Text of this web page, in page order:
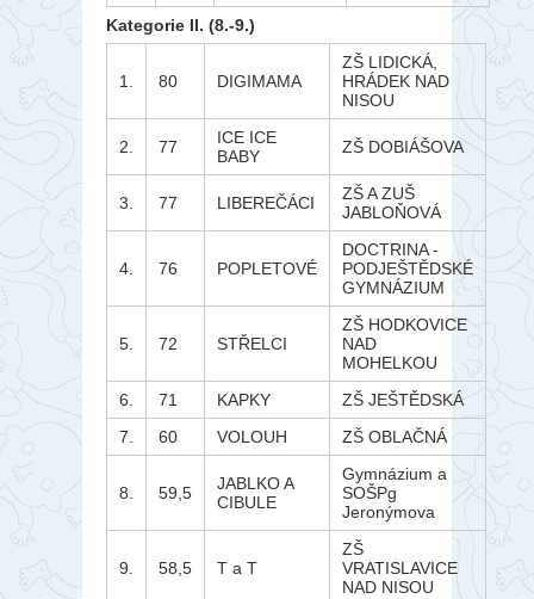
Kategorie II. (8.-9.)
1. 80 DIGIMAMA
ZŠ LIDICKÁ,
HRÁDEK NAD
NISOU
2. 77
ICE ICE
BABY
ZŠ DOBIÁŠOVA
3. 77 LIBEREČÁCI
ZŠ A ZUŠ
JABLOŇOVÁ
4. 76 POPLETOVÉ
DOCTRINA -
PODJEŠTĚDSKÉ
GYMNÁZIUM
5. 72 STŘELCI
ZŠ HODKOVICE
NAD
MOHELKOU
6.
71 KAPKY
ZŠ JEŠTĚDSKÁ
7.
60 VOLOUH ZŠ OBLAČNÁ
8. 59,5
JABLKO A
CIBULE
Gymnázium a
SOŠPg
Jeronýmova
9. 58,5 T a T
ZŠ
VRATISLAVICE
NAD NISOU